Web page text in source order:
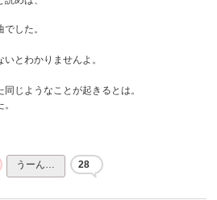
した。
とわかりませんよ。
じようなことが起きるとは。
うーん… 28